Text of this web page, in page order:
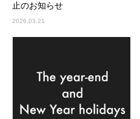
止のお知らせ
2026.03.21